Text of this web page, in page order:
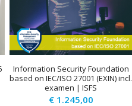
Information Security Foundation
based on IEC/ISO 27001 (EXIN) incl.
examen | ISFS
€1.245,00